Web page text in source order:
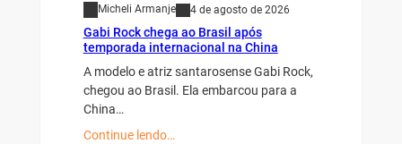
Micheli Armanje 4 de agosto de 2026
Gabi Rock chega ao Brasil após
temporada internacional na China
A modelo e atriz santarosense Gabi Rock,
chegou ao Brasil. Ela embarcou para a
China…
Continue lendo…